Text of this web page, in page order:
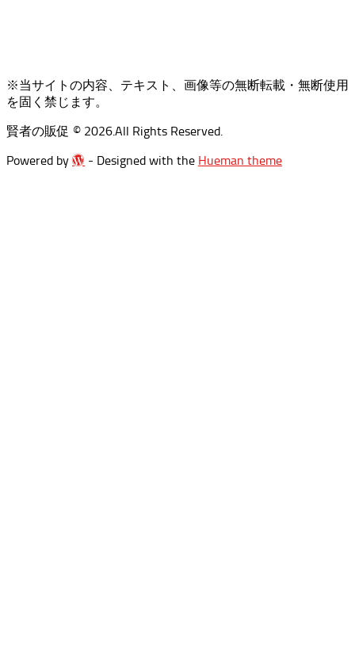
※当サイトの内容、テキスト、画像等の無断転載・無断使用
を固く禁じます。
賢者の販促 © 2026.All Rights Reserved.
Powered by
Powered by WordPress
- Designed with the Hueman theme